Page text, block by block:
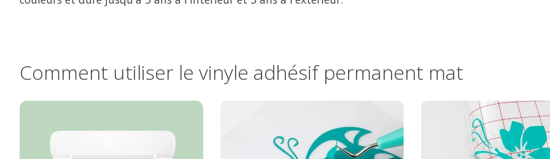
Comment utiliser le vinyle adhésif permanent mat